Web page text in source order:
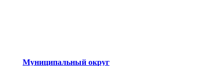
Муниципальный округ